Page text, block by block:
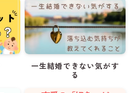
一生結婚できない気がす
る